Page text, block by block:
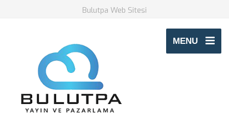
Bulutpa Web Sitesi
MENU